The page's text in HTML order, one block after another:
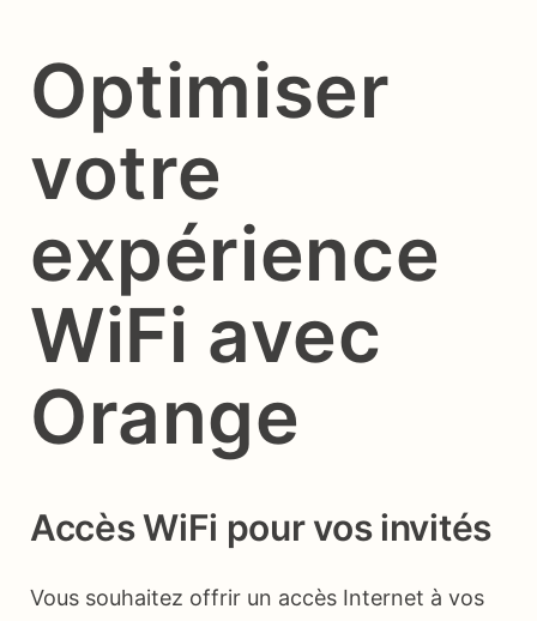
Optimiser
votre
expérience
WiFi avec
Orange
Accès WiFi pour vos invités
Vous souhaitez offrir un accès Internet à vos